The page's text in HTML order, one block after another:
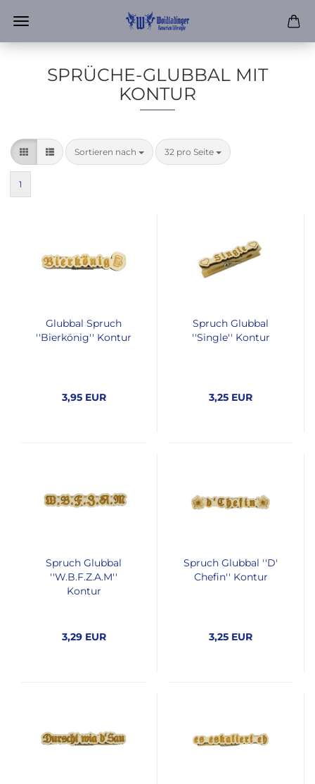
SPRÜCHE-GLUBBAL MIT
KONTUR
Sortieren nach
Sortieren nach 32 pro Seite
pro Seite
1
Glubbal Spruch
''Bierkönig'' Kontur
3,95 EUR
Spruch Glubbal
''Single'' Kontur
3,25 EUR
Spruch Glubbal
''W.B.F.Z.A.M''
Kontur
3,29 EUR
Spruch Glubbal ''D'
Chefin'' Kontur
3,25 EUR